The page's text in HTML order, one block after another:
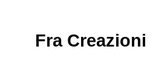
Fra Creazioni